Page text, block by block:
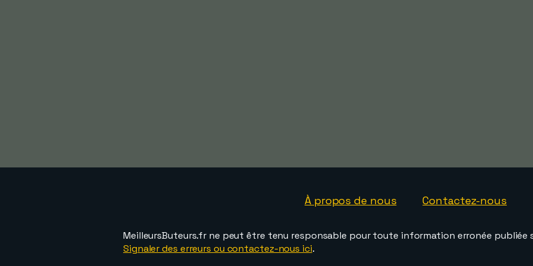
À propos de nous Contactez-nous
MeilleursButeurs.fr ne peut être tenu responsable pour toute information erronée publiée
Signaler des erreurs ou contactez-nous ici.